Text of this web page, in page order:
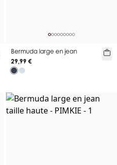
Bermuda large en jean
29,99 €